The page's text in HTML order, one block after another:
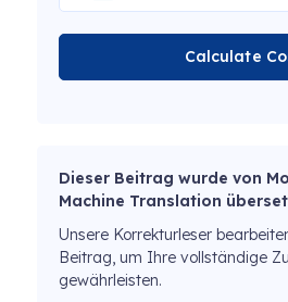
Calculate
Dieser Beitrag wurde von
Machine Translation
Unsere Korrekturleser
Beitrag, um Ihre vollständige
gewährleisten.